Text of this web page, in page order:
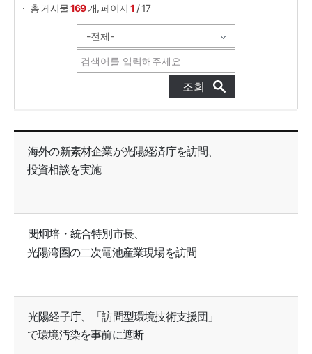
총 게시물169 개,페이지1 / 17
GFEZニュース 목록으로 번호, 제목, 작성자, 조회수, 등록일, 첨부파일로 나열 되고 있습니다.
海外の新素材企業が光陽経済庁を訪問、
投資相談を実施
閔炯培・統合特別市長、
光陽湾圏の二次電池産業現場を訪問
光陽経子庁、「訪問型環境技術支援団」
で環境汚染を事前に遮断